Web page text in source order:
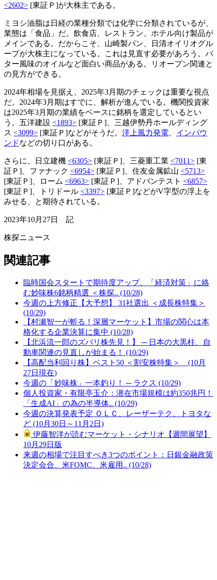
<2602> [東証Ｐ]が大株主である。
ミヨシ油脂は日経の業種分類では化学に分類されているが、
業態は「食品」だ。飲食店、レストラン、ホテル向け製品が
メインである。だからこそ、山崎製パン、日清オイリオグル
ープが大株主になっている。これは見直す必要があろう。バ
ター風味のオイルなど面白い商品がある。リオープン関連と
の見方ができる。
2024年相場を見据え、2025年3月期のチェックは重要な視点
だ。2024年3月期はすでに、解析が進んでいる。機関投資家
は2025年3月期の業績をベースに銘柄を選定しているとい
う。五洋建設 <1893> [東証Ｐ]、三越伊勢丹ホールディング
ス <3099> [東証Ｐ]などがそうだ。 洋上風力発電
インバウ
ンドなどの切り口がある。
さらに、日立建機 <6305> [東証Ｐ]、三菱重工業 <7011> [東
証Ｐ]、ファナック <6954> [東証Ｐ]、住友金属鉱山 <5713>
[東証Ｐ]、ローム <6963> [東証Ｐ]、アドバンテスト <6857>
[東証Ｐ]、トリドール <3397> [東証Ｐ]などがV字型の浮上を
みせる、と期待されている。
2023年10月27日 記
株探ニュース
関連記事
臨時国会スタートで期待度アップ、「経済対策」に絡
む妙味株6銘柄精選 ＜株探.. (10/28)
今週の上方修正【大予想】 31社選出 ＜成長株特集＞
(10/29)
【村瀬智一が斬る！深層マーケット】市場の関心は本
格化する企業決算に集中 (10/28)
【北浜流一郎のズバリ株先見！】 ─ 日本の大黒柱、自
動車関連の見直しが始まる！ (10/29)
【高配当利回り株】ベスト50 ＜割安株特集＞ (10月
27日現在)
今週の「妙味株」一本釣り！ ─ ラクス (10/29)
個人投資家・有限亭玉介：潜在市場規模は約350兆円！
「生成AI」の為の半導体.. (10/29)
今週の決算発表予定 ＯＬＣ、レーザーテク、トヨタな
ど (10月30日～11月2日)
伊藤智洋が読むマーケット・シナリオ【週間展望】
10月29日版
来週の相場で注目すべき3つのポイント：日銀金融政策
決定会合、米FOMC、米雇用.. (10/28)